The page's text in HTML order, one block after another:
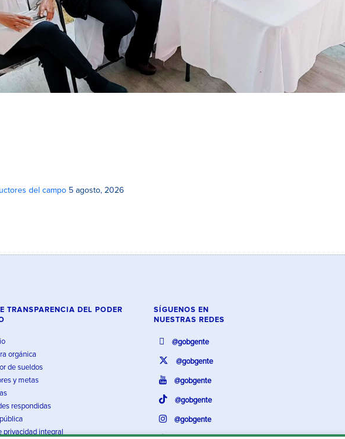
del campo 5 agosto, 2026
TRANSPARENCIA DEL PODER
orgánica
de sueldos
y metas
respondidas
privacidad integral
SÍGUENOS EN
NUESTRAS REDES
@gobgente
@gobgente
@gobgente
@gobgente
@gobgente